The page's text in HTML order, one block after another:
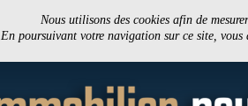
Nous utilisons des cookies afin de
En poursuivant votre navigation sur ce site,